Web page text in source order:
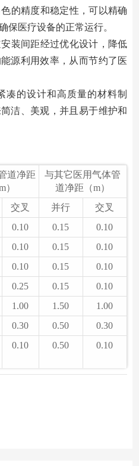
的精度和稳定性，可以精确
保医疗设备的正常运行。
装间距经过优化设计，降低
源利用效率，从而节约了医
凑的设计和高质量的材料制
洁、美观，并且易于维护和
道净距
）
与其它医用气体管
道净距（m）
交叉 并行
交叉
0.10 0.15
0.10
0.10 0.15
0.10
0.10 0.15
0.10
0.25 0.15
0.10
1.00 1.50
1.00
0.30 0.50
0.30
0.10 0.50 0.10